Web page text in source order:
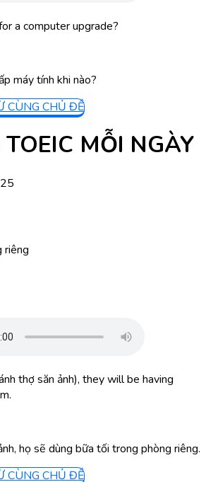
a computer upgrade?
máy tính khi nào?
CÙNG CHỦ ĐỀ
MỖI NGÀY
riêng
thợ săn ảnh), they will be having
họ sẽ dùng bữa tối trong phòng riêng.
CÙNG CHỦ ĐỀ